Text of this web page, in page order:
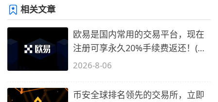
相关文章
欧易是国内常用的交易平台，现在
注册可享永久20%手续费返还！(必
备1)
2026-8-06
币安全球排名领先的交易所，立即